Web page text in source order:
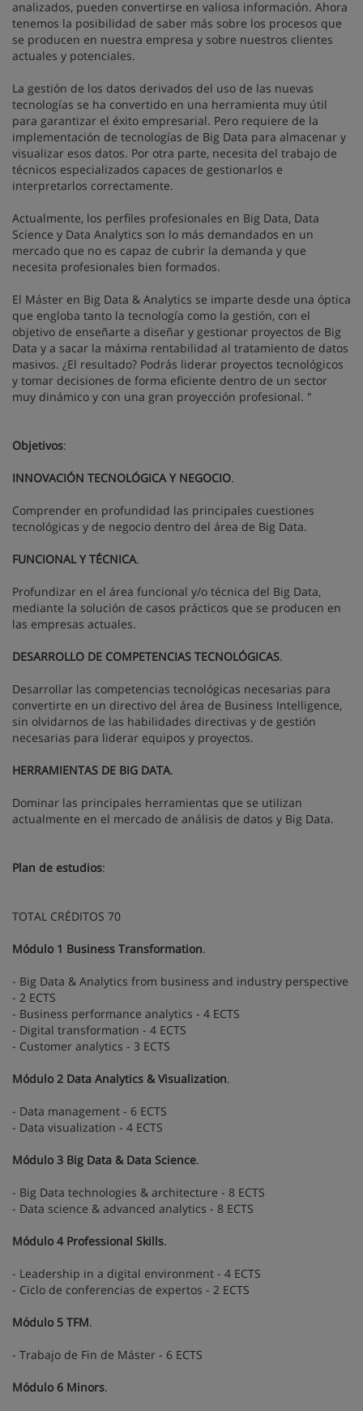
analizados, pueden convertirse en valiosa información. Ahora
tenemos la posibilidad de saber más sobre los procesos que
se producen en nuestra empresa y sobre nuestros clientes
actuales y potenciales.
La gestión de los datos derivados del uso de las nuevas
tecnologías se ha convertido en una herramienta muy útil
para garantizar el éxito empresarial. Pero requiere de la
implementación de tecnologías de Big Data para almacenar y
visualizar esos datos. Por otra parte, necesita del trabajo de
técnicos especializados capaces de gestionarlos e
interpretarlos correctamente.
Actualmente, los perfiles profesionales en Big Data, Data
Science y Data Analytics son lo más demandados en un
mercado que no es capaz de cubrir la demanda y que
necesita profesionales bien formados.
El Máster en Big Data & Analytics se imparte desde una óptica
que engloba tanto la tecnología como la gestión, con el
objetivo de enseñarte a diseñar y gestionar proyectos de Big
Data y a sacar la máxima rentabilidad al tratamiento de datos
masivos. ¿El resultado? Podrás liderar proyectos tecnológicos
y tomar decisiones de forma eficiente dentro de un sector
muy dinámico y con una gran proyección profesional. "
Objetivos:
INNOVACIÓN TECNOLÓGICA Y NEGOCIO.
Comprender en profundidad las principales cuestiones
tecnológicas y de negocio dentro del área de Big Data.
FUNCIONAL Y TÉCNICA.
Profundizar en el área funcional y/o técnica del Big Data,
mediante la solución de casos prácticos que se producen en
las empresas actuales.
DESARROLLO DE COMPETENCIAS TECNOLÓGICAS.
Desarrollar las competencias tecnológicas necesarias para
convertirte en un directivo del área de Business Intelligence,
sin olvidarnos de las habilidades directivas y de gestión
necesarias para liderar equipos y proyectos.
HERRAMIENTAS DE BIG DATA.
Dominar las principales herramientas que se utilizan
actualmente en el mercado de análisis de datos y Big Data.
Plan de estudios:
TOTAL CRÉDITOS 70
Módulo 1 Business Transformation.
- Big Data & Analytics from business and industry perspective
- 2 ECTS
- Business performance analytics - 4 ECTS
- Digital transformation - 4 ECTS
- Customer analytics - 3 ECTS
Módulo 2 Data Analytics & Visualization.
- Data management - 6 ECTS
- Data visualization - 4 ECTS
Módulo 3 Big Data & Data Science.
- Big Data technologies & architecture - 8 ECTS
- Data science & advanced analytics - 8 ECTS
Módulo 4 Professional Skills.
- Leadership in a digital environment - 4 ECTS
- Ciclo de conferencias de expertos - 2 ECTS
Módulo 5 TFM.
- Trabajo de Fin de Máster - 6 ECTS
Módulo 6 Minors.